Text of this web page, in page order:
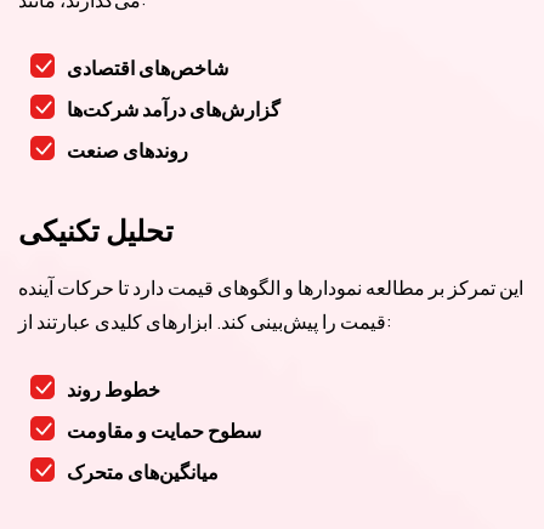
شاخص‌های اقتصادی
گزارش‌های درآمد شرکت‌ها
روندهای صنعت
تحلیل تکنیکی
این تمرکز بر مطالعه نمودارها و الگوهای قیمت دارد تا حرکات آینده
قیمت را پیش‌بینی کند. ابزارهای کلیدی عبارتند از:
خطوط روند
سطوح حمایت و مقاومت
میانگین‌های متحرک